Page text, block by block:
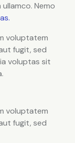
Nemo
voluptatem
fugit, sed
voluptas sit
voluptatem
fugit, sed